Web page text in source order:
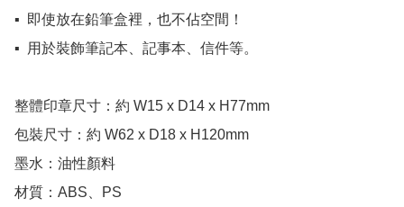
▪️  即使放在鉛筆盒裡，也不佔空間！
▪️  用於裝飾筆記本、記事本、信件等。
整體印章尺寸：約 W15 x D14 x H77mm
包裝尺寸：約 W62 x D18 x H120mm
墨水：油性顏料
材質：ABS、PS